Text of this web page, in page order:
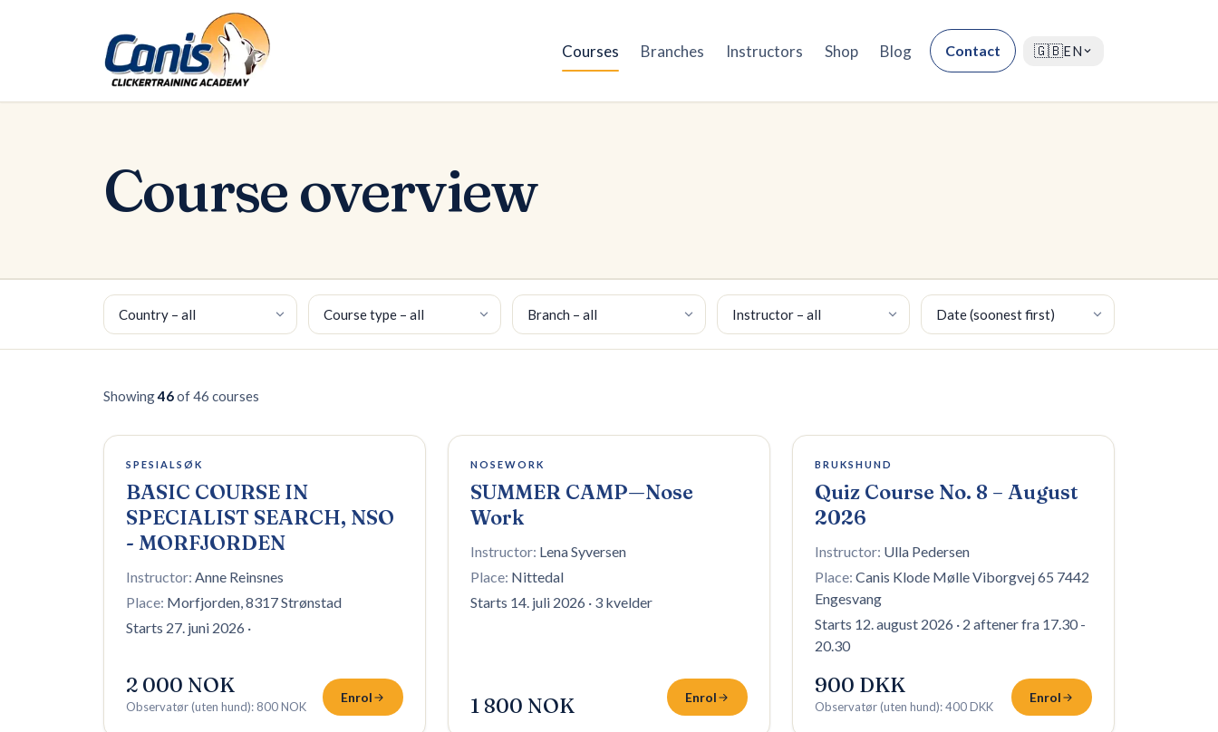
Courses Branches Instructors Shop Blog Contact 🇬🇧EN
Course overview
Country Course type Branch Instructor Sort by
Showing46of 46 courses
3 plasser igjen
SPESIALSØK
BASIC COURSE IN
SPECIALIST SEARCH, NSO
- MORFJORDEN
Instructor: Anne Reinsnes
Place: Morfjorden, 8317 Strønstad
Starts 27. juni 2026 ·
2 000 NOK
Observatør (uten hund): 800 NOK
Enrol
Påmelding stengt
NOSEWORK
SUMMER CAMP—Nose
Work
Instructor: Lena Syversen
Place: Nittedal
Starts 14. juli 2026 · 3 kvelder
1 800 NOK Enrol
2 plasser igjen
BRUKSHUND
Quiz Course No. 8 – August
2026
Instructor: Ulla Pedersen
Place: Canis Klode Mølle Viborgvej 65 7442
Engesvang
Starts 12. august 2026 · 2 aftener fra 17.30 -
20.30
900 DKK
Observatør (uten hund):400 DKK
Enrol